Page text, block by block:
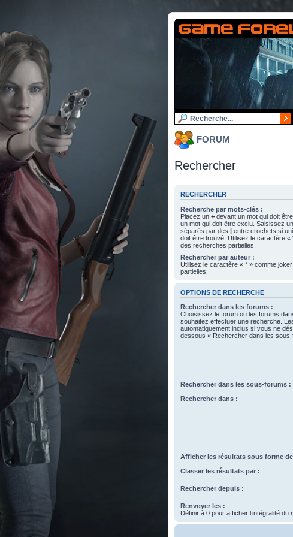
FORUM
Rechercher
RECHERCHER
Recherche par mots-clés :
Placez un + devant un mot qui doit
un mot qui doit être exclu. Saisissez
séparés par des | entre crochets si
doit être trouvé. Utilisez le caractère «
des recherches partielles.
Rechercher par auteur :
Utilisez le caractère « * » comme
partielles.
OPTIONS DE RECHERCHE
Rechercher dans les forums :
Choisissez le forum ou les forums
souhaitez effectuer une recherche.
automatiquement inclus si vous ne
dessous « Rechercher dans les sous-
Rechercher dans les sous-forums :
Rechercher dans :
Afficher les résultats sous forme
Classer les résultats par :
Rechercher depuis :
Renvoyer les :
Définir à 0 pour afficher l’intégralité du